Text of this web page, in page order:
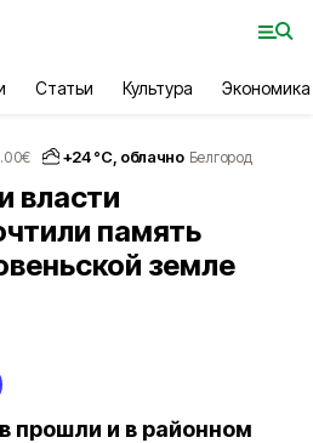
Статьи Культура Экономика
€ +24°С, облачно Белгород
власти
память
земле
прошли и в районном